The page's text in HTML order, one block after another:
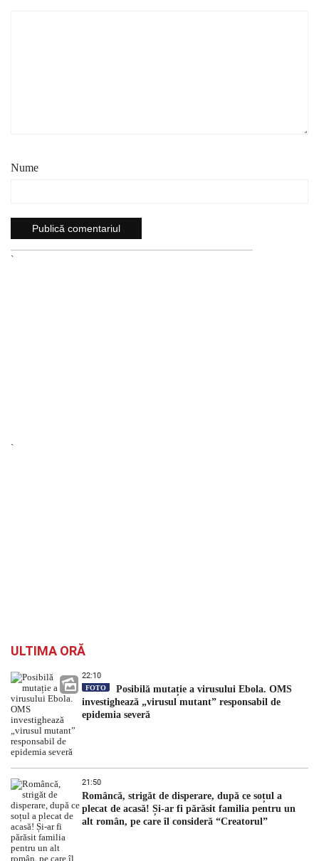
Nume
`
`
ULTIMA ORĂ
22:10
FOTO
Posibilă mutație a virusului Ebola. OMS
investighează „virusul mutant” responsabil de
epidemia severă
21:50
Româncă, strigăt de disperare, după ce soțul a
plecat de acasă! Și-ar fi părăsit familia pentru un
alt român, pe care îl consideră “Creatorul”